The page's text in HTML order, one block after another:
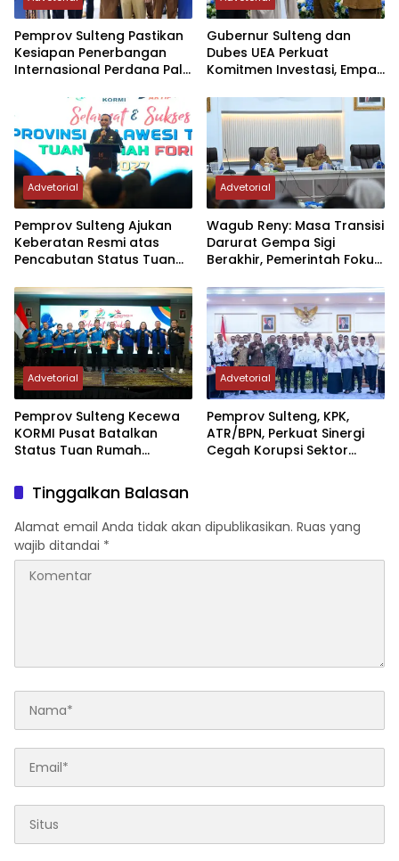
Pemprov Sulteng Pastikan
Kesiapan Penerbangan
Internasional Perdana Palu
Gubernur Sulteng dan
Dubes UEA Perkuat
Komitmen Investasi, Empat
Advetorial
Pemprov Sulteng Ajukan
Keberatan Resmi atas
Pencabutan Status Tuan
2027
Advetorial
Wagub Reny: Masa Transisi
Darurat Gempa Sigi
Berakhir, Pemerintah Fokus
Advetorial
Pemprov Sulteng Kecewa
KORMI Pusat Batalkan
Status Tuan Rumah
Keputusan Sepihak dan
Tanpa Koordinasi
Advetorial
Pemprov Sulteng, KPK,
ATR/BPN, Perkuat Sinergi
Cegah Korupsi Sektor
Tinggalkan Balasan
Alamat email Anda tidak akan dipublikasikan. Ruas yang
wajib ditandai *